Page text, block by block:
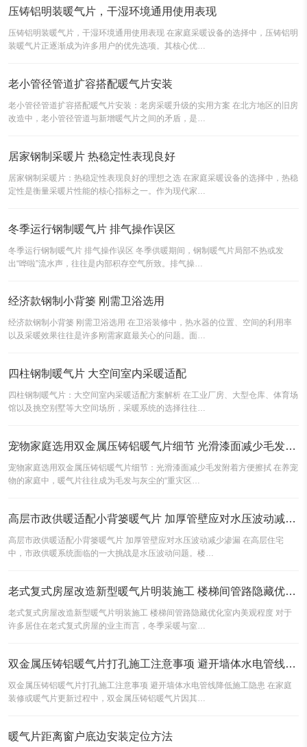
压铸铝明装暖气片，干湿环境通用使用表现
压铸铝明装暖气片，干湿环境通用使用表现 在家庭采暖设备的选择中，压铸铝明
装暖气片正逐渐成为许多用户的优先选项。其核心优…
老小管径管道扩容搭配暖气片安装
老小管径管道扩容搭配暖气片安装：老房采暖升级的实用方案 在北方地区的旧房
改造中，老小管径管道与新增暖气片之间的矛盾，是…
居家钢制采暖片 热稳定性表现良好
居家钢制采暖片：热稳定性表现良好的理想之选 在家庭采暖设备的选择中，热稳
定性是衡量采暖片性能的核心指标之一。作为现代家…
冬季运行钢制暖气片 排气操作误区
冬季运行钢制暖气片 排气操作误区 冬季供暖期间，钢制暖气片局部不热或发
出“哗啦”流水声，往往是内部积存空气所致。排气操…
经济款钢制小背篓 刚需卫浴选用
经济款钢制小背篓 刚需卫浴选用 在卫浴装修中，热水器的位置、空间的利用率
以及采暖效果往往是许多刚需家庭最关心的问题。面…
四柱钢制暖气片 大空间室内采暖适配
四柱钢制暖气片：大空间室内采暖适配方案解析 在工业厂房、大型仓库、体育场
馆以及挑空别墅等大空间场所，采暖系统的选择往往…
宠物家庭选用双金属压铸铝暖气片细节 光滑漆面减少毛发附着方便擦拭
宠物家庭选用双金属压铸铝暖气片细节：光滑漆面减少毛发附着方便擦拭 在养宠
物的家庭中，暖气片往往成为毛发与灰尘的“重灾区…
高层市政供暖适配小背篓暖气片 加厚管壁应对水压波动减少渗漏
高层市政供暖适配小背篓暖气片 加厚管壁应对水压波动减少渗漏 在高层住宅
中，市政供暖系统面临的一大挑战是水压波动问题。楼…
老式复式房屋改造新型暖气片明装施工 楼梯间管路隐藏优化室内美观程度
老式复式房屋改造新型暖气片明装施工 楼梯间管路隐藏优化室内美观程度 对于
许多居住在老式复式房屋的业主而言，冬季采暖与室…
双金属压铸铝暖气片打孔施工注意事项 避开墙体水电管线降低施工隐患
双金属压铸铝暖气片打孔施工注意事项 避开墙体水电管线降低施工隐患 在家庭
装修或暖气片更新过程中，双金属压铸铝暖气片因其…
暖气片距离窗户底边安装定位方法